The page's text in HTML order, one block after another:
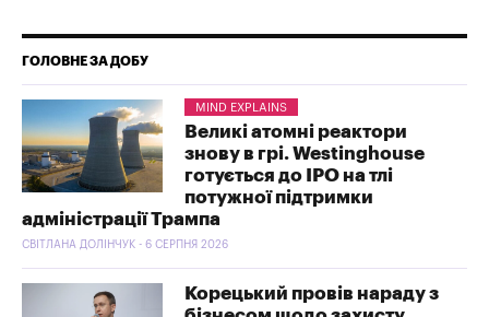
ГОЛОВНЕ ЗА ДОБУ
MIND EXPLAINS
Великі атомні реактори
знову в грі. Westinghouse
готується до IPO на тлі
потужної підтримки
адміністрації Трампа
СВІТЛАНА ДОЛІНЧУК - 6 СЕРПНЯ 2026
Корецький провів нараду з